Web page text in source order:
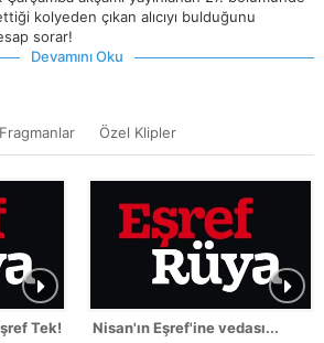
kolyeden çıkan alıcıyı bulduğunu
sorar!
Devamını Oku
Fragmanlar Özel Klipler
Tek!" Nisan'ın Eşref'ine vedası...